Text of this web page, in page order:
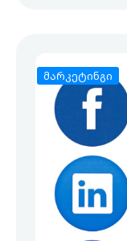
მარკეტინგი